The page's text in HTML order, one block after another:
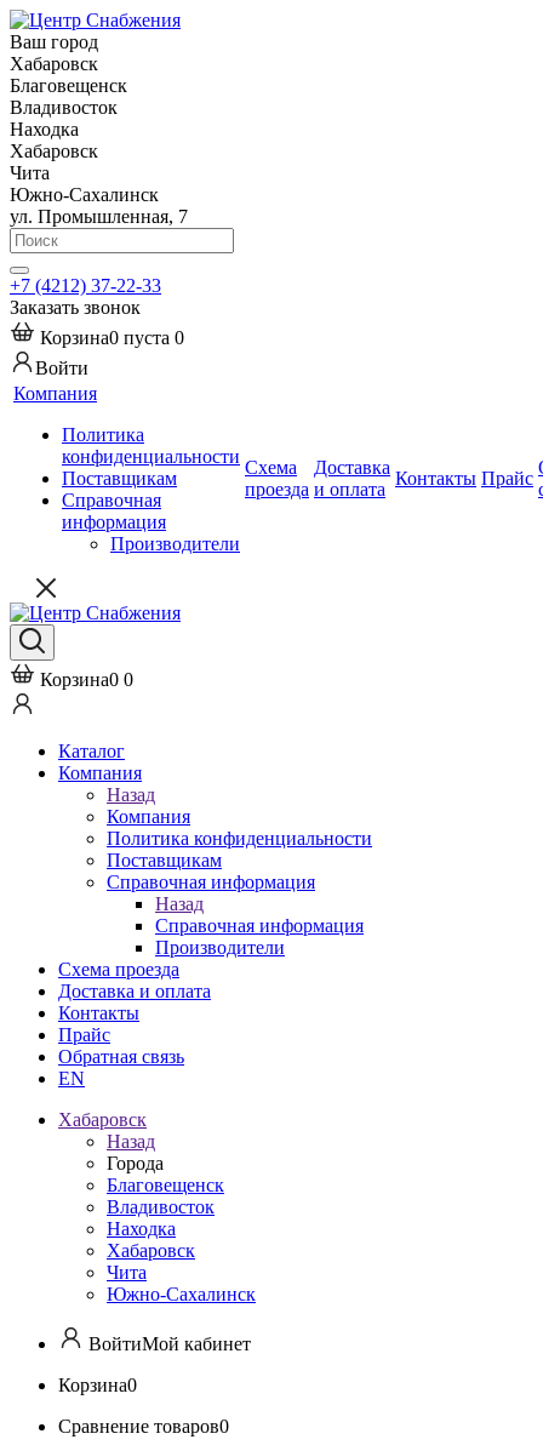
Ваш город
Хабаровск
Благовещенск
Владивосток
Находка
Хабаровск
Чита
Южно-Сахалинск
ул. Промышленная, 7
+7 (4212) 37-22-33
Заказать звонок
Корзина0 пуста 0
Войти
Компания
Политика
конфиденциальности
Поставщикам
Справочная
информация
Производители
Схема
проезда
Доставка
и оплата
Контакты Прайс
Корзина0 0
Каталог
Компания
Назад
Компания
Политика конфиденциальности
Поставщикам
Справочная информация
Назад
Справочная информация
Производители
Схема проезда
Доставка и оплата
Контакты
Прайс
Обратная связь
EN
Хабаровск
Назад
Города
Благовещенск
Владивосток
Находка
Хабаровск
Чита
Южно-Сахалинск
ВойтиМой кабинет
Корзина0
Сравнение товаров0